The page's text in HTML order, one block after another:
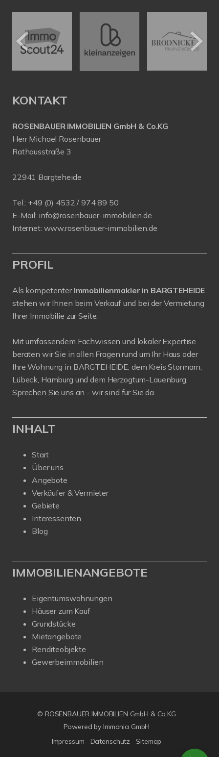
KONTAKT
ROSENBAUER IMMOBILIEN GmbH & Co.KG
Herr Michael Rosenbauer
Rathausstraße 3
22941 Bargteheide
Tel.: +49 (0) 4532 / 974 89 50
E-Mail: info@rosenbauer-immobilien.de
Internet: www.rosenbauer-immobilien.de
PROFIL
Als kompetenter Immobilienmakler in BARGTEHEIDE
stehen wir Ihnen beim Verkauf und bei der Vermietung
Ihrer Immobilie zur Seite.
Mit umfassendem Fachwissen und lokaler Expertise
beraten wir Sie in allen Fragen rund um Ihr Haus oder
Ihre Wohnung in BARGTEHEIDE, dem Kreis Stormarn,
Lübeck, Hamburg und dem Herzogtum-Lauenburg.
Sprechen Sie uns an - wir sind für Sie da.
INHALT
Start
Über uns
Angebote
Verkäufer & Vermieter
Gebiete
Interessenten
Blog
IMMOBILIENANGEBOTE
Eigentumswohnungen
Häuser zum Kauf
Grundstücke
Mietangebote
Renditeobjekte
Gewerbeimmobilien
© ROSENBAUER IMMOBILIEN GmbH & Co.KG
Powered by Immonia GmbH
Impressum
Datenschutz Sitemap